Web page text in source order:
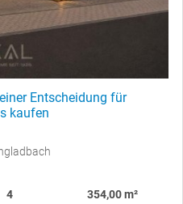
Entscheidung für
kaufen
4
354,00 m²